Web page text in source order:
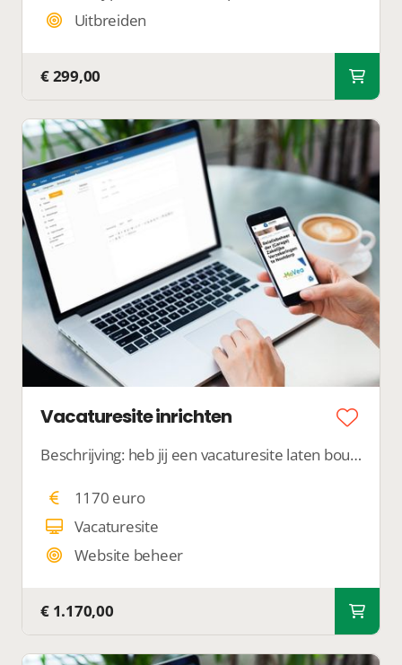
Uitbreiden
€ 299,00
Vacaturesite inrichten
Beschrijving: heb jij een vacaturesite laten bouwen en kom je er niet uit met de inrichting van de vacaturesite? Met deze ondersteuning ontzorgen wij jou volledig met de inrichting van de vacaturesite. Wij voegen zoekfilters toe, wij stellen de vacature eigenschappen in en maken jouw vacaturesite helemaal klaar voor Google for jobs. Wil jij je vacaturesite in laten richten? Wij stellen je menuopties in, voegen je webpagina’s toe en zorgen ervoor dat jouw formulieren uitkomen op jouw inbox. Na de
1170 euro
Vacaturesite
Website beheer
€ 1.170,00